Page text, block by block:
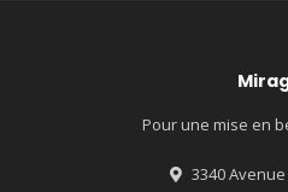
Pour une mise en
3340